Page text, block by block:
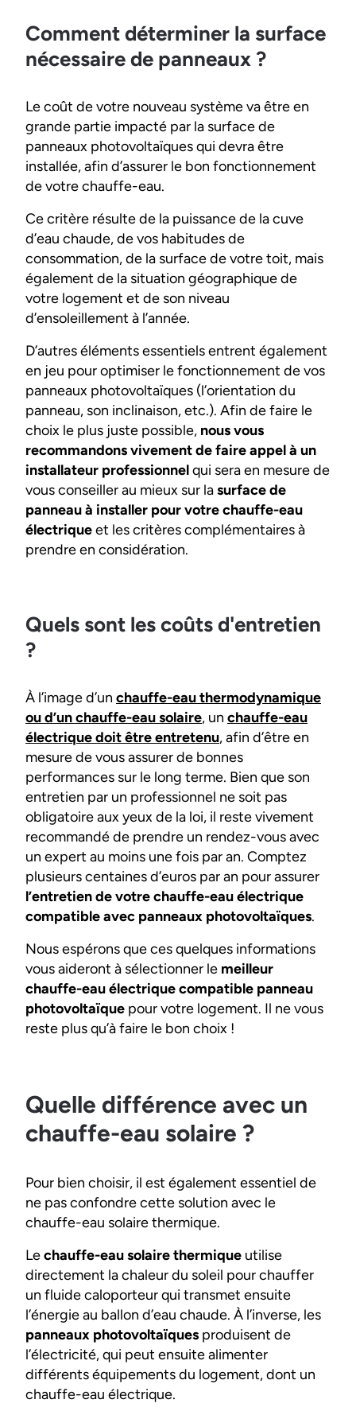
Comment déterminer la surface
nécessaire de panneaux ?
Le coût de votre nouveau système va être en
grande partie impacté par la surface de
panneaux photovoltaïques qui devra être
installée, afin d’assurer le bon fonctionnement
de votre chauffe-eau.
Ce critère résulte de la puissance de la cuve
d’eau chaude, de vos habitudes de
consommation, de la surface de votre toit, mais
également de la situation géographique de
votre logement et de son niveau
d’ensoleillement à l’année.
D’autres éléments essentiels entrent également
en jeu pour optimiser le fonctionnement de vos
panneaux photovoltaïques (l’orientation du
panneau, son inclinaison, etc.). Afin de faire le
choix le plus juste possible, nous vous
recommandons vivement de faire appel à un
installateur professionnelqui sera en mesure de
vous conseiller au mieux sur lasurface de
panneau à installer pour votre chauffe-eau
électriqueet les critères complémentaires à
prendre en considération.
Quels sont les coûts d'entretien
?
À l’image d’un chauffe-eau thermodynamique
ou d’un chauffe-eau solaire, un chauffe-eau
électrique doit être entretenu, afin d’être en
mesure de vous assurer de bonnes
performances sur le long terme. Bien que son
entretien par un professionnel ne soit pas
obligatoire aux yeux de la loi, il reste vivement
recommandé de prendre un rendez-vous avec
un expert au moins une fois par an. Comptez
plusieurs centaines d’euros par an pour assurer
l’entretien de votre chauffe-eau électrique
compatible avec panneaux photovoltaïques.
Nous espérons que ces quelques informations
vous aideront à sélectionner le meilleur
chauffe-eau électrique compatible panneau
photovoltaïque pour votre logement. Il ne vous
reste plus qu’à faire le bon choix !
Quelle différence avec un
chauffe-eau solaire ?
Pour bien choisir, il est également essentiel de
ne pas confondre cette solution avec le
chauffe-eau solaire thermique.
Lechauffe-eau solaire thermique utilise
directement la chaleur du soleil pour chauffer
un fluide caloporteur qui transmet ensuite
l’énergie au ballon d’eau chaude. À l’inverse, les
panneaux photovoltaïques produisent de
l’électricité, qui peut ensuite alimenter
différents équipements du logement, dont un
chauffe-eau électrique.